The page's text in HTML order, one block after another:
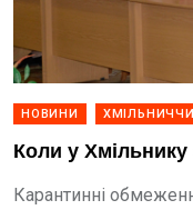
НОВИНИ
Карантинні